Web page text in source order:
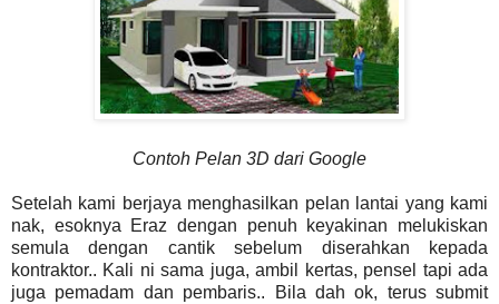
Contoh Pelan 3D dari Google
Setelah kami berjaya menghasilkan pelan lantai yang kami
nak, esoknya Eraz dengan penuh keyakinan melukiskan
semula dengan cantik sebelum diserahkan kepada
kontraktor.. Kali ni sama juga, ambil kertas, pensel tapi ada
juga pemadam dan pembaris.. Bila dah ok, terus submit